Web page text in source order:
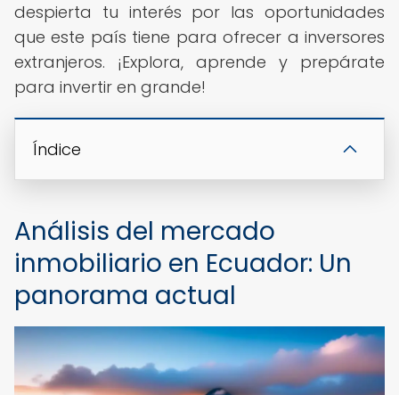
despierta tu interés por las oportunidades
que este país tiene para ofrecer a inversores
extranjeros. ¡Explora, aprende y prepárate
para invertir en grande!
Índice
Análisis del mercado
inmobiliario en Ecuador: Un
panorama actual